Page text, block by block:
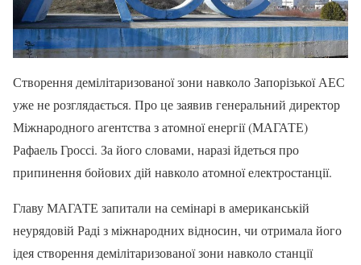
Створення демілітаризованої зони навколо Запорізької АЕС
уже не розглядається. Про це заявив генеральний директор
Міжнародного агентства з атомної енергії (МАГАТЕ)
Рафаель Гроссі. За його словами, наразі йдеться про
припинення бойових дій навколо атомної електростанції.
Главу МАГАТЕ запитали на семінарі в американській
неурядовій Раді з міжнародних відносин, чи отримала його
ідея створення демілітаризованої зони навколо станції